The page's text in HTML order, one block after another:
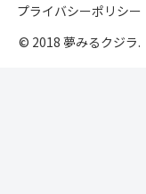
プライバシーポリシー
© 2018 夢みるクジラ.